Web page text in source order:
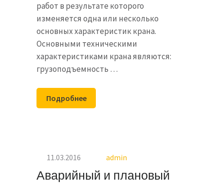
работ в результате которого
изменяется одна или несколько
основных характеристик крана.
Основными техническими
характеристиками крана являются:
грузоподъемность …
Подробнее
11.03.2016 admin
Аварийный и плановый